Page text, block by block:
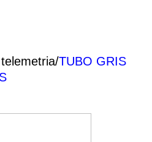
TUBO GRIS